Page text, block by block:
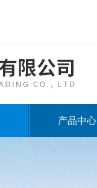
产品中心